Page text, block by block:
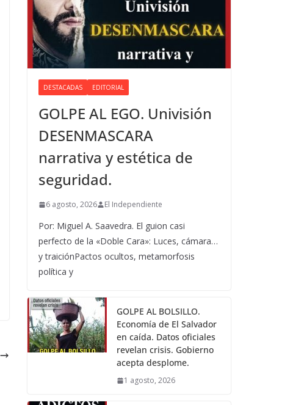
DESTACADAS EDITORIAL
GOLPE AL EGO. Univisión
DESENMASCARA
narrativa y estética de
seguridad.
6 agosto, 2026 El Independiente
Por: Miguel A. Saavedra. El guion casi
perfecto de la «Doble Cara»: Luces, cámara…
y traiciónPactos ocultos, metamorfosis
política y
GOLPE AL BOLSILLO.
Economía de El Salvador
en caída. Datos oficiales
revelan crisis. Gobierno
acepta desplome.
1 agosto, 2026